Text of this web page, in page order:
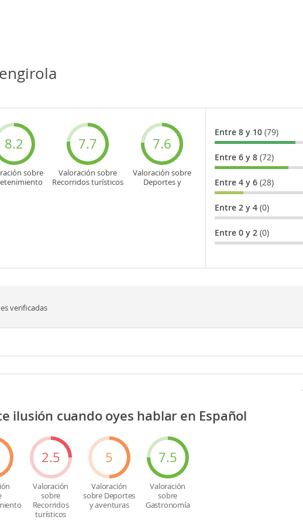
8.2
sobre
7.7
Valoración sobre
Recorridos turísticos
7.6
Valoración sobre
Deportes y
Entre 8 y 10 (79)
Entre 6 y 8 (72)
Entre 4 y 6 (28)
Entre 2 y 4 (0)
Entre 0 y 2 (0)
verificadas
ilusión cuando oyes hablar en Español
2.5
Valoración
sobre
Recorridos
turísticos
5
Valoración
sobre Deportes
y aventuras
7.5
Valoración
sobre
Gastronomía